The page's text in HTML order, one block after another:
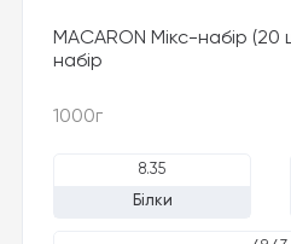
MACARON Мікс-набір
набір
1000г
8.35
Білки